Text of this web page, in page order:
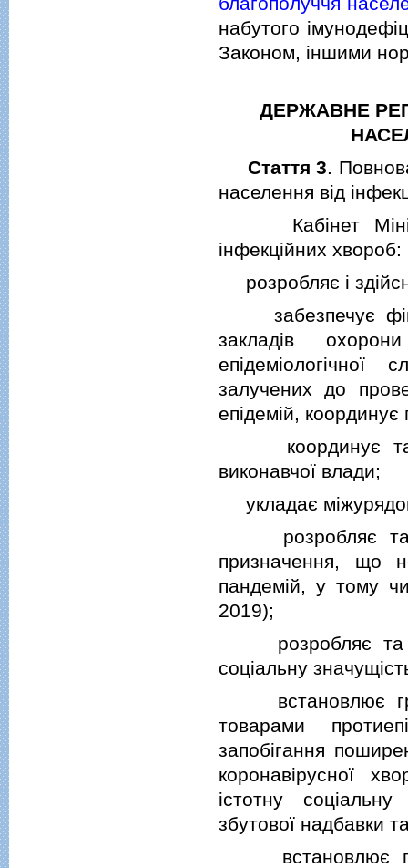
набутого
Законом, iншими
ДЕРЖАВНЕ
Стаття 3.
населення вiд
Кабiнет
iнфекцiйних хвороб:
розробляє i
забезпечує
закладiв
епiдемiологiчної
залучених до
епiдемiй, координує
координує та
виконавчої влади;
укладає
розробляє та
призначення, що
пандемiй, у тому
2019);
розробляє та
соцiальну
встановлює
товарами
запобiгання
коронавiрусної
iстотну соцiальну
збутової надбавки
встановлює пiд